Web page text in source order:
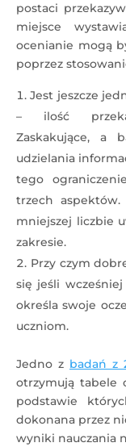
postaci
miejsce
ocenianie mogą
poprzez
Jest jeszcze
– ilość
Zaskakujące, a
udzielania
tego
trzech
mniejszej liczbie
zakresie.
Przy czym
się jeśli
określa swoje
uczniom.
Jedno z badań z
otrzymują tabele
podstawie
dokonana przez
wyniki nauczania